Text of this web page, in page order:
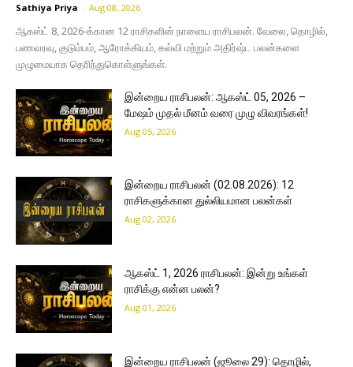
Sathiya Priya - Aug 08, 2026
ஆகஸ்ட் 8, 2026-க்கான 12 ராசிகளின் நாளைய ராசிபலன். வேலை, தொழில்,
பணவரவு, குடும்பம், ஆரோக்கியம், கல்வி மற்றும் அதிர்ஷ்ட பலன்களை
முழுமையாக தெரிந்துகொள்ளுங்கள்.
இன்றைய ராசிபலன்: ஆகஸ்ட் 05, 2026 –
மேஷம் முதல் மீனம் வரை முழு விவரங்கள்!
Aug 05, 2026
இன்றைய ராசிபலன் (02.08.2026): 12
ராசிகளுக்கான துல்லியமான பலன்கள்
Aug 02, 2026
ஆகஸ்ட் 1, 2026 ராசிபலன்: இன்று உங்கள்
ராசிக்கு என்ன பலன்?
Aug 01, 2026
இன்றைய ராசிபலன் (ஜூலை 29): தொழில்,